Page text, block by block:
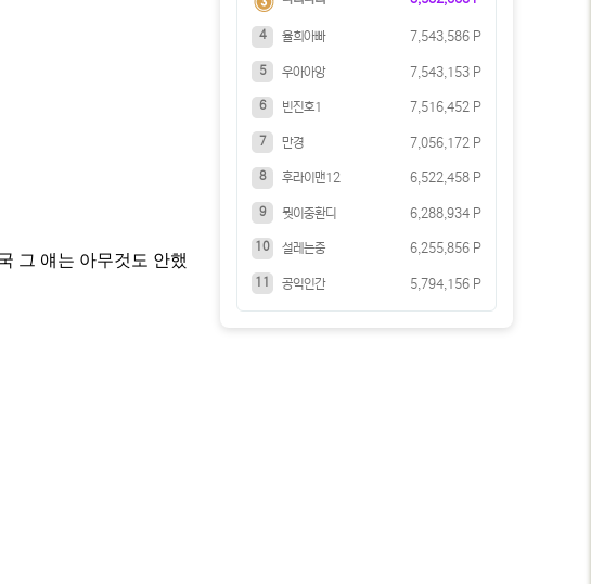
4 율희아빠 7,543,586 P
5 우아아앙 7,543,153 P
6 빈진호1 7,516,452 P
7 만경 7,056,172 P
8 후라이맨12 6,522,458 P
9 뭣이중환디 6,288,934 P
10 설레는중 6,255,856 P
11 공익인간 5,794,156 P
그 얘는 아무것도 안했